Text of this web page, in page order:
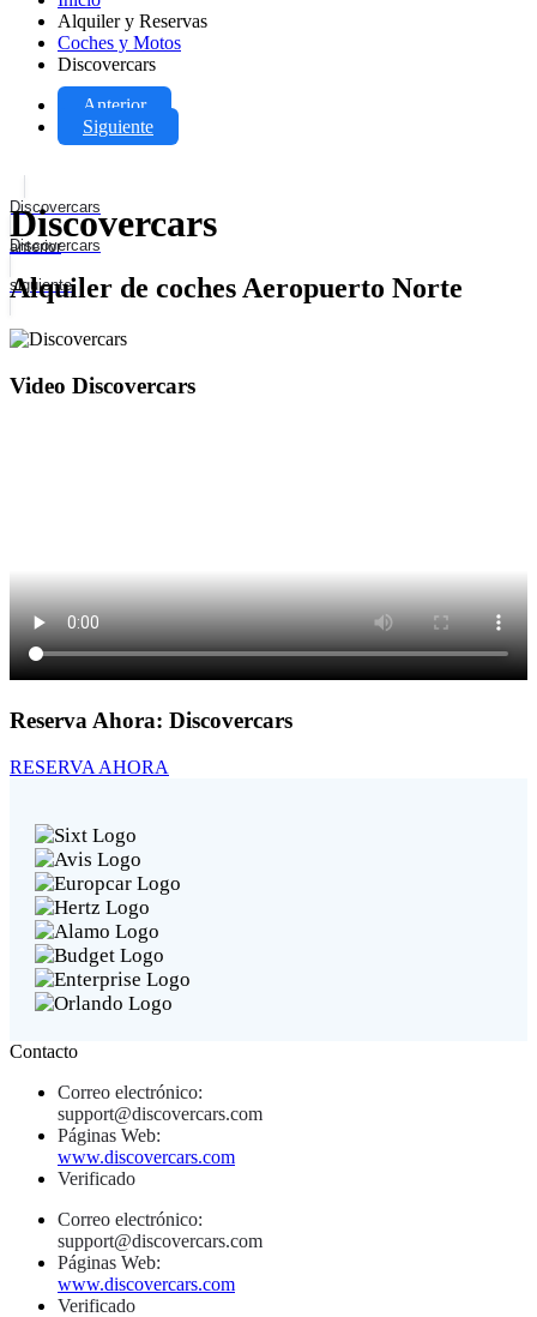
Alquiler y Reservas
Coches y Motos
Discovercars
Anterior
Siguiente
Discovercars
anterior
Discovercars
siguiente
Discovercars
Alquiler de coches Aeropuerto Norte
Video Discovercars
Reserva Ahora: Discovercars
RESERVA AHORA
Contacto
Correo electrónico:
support@discovercars.com
Páginas Web:
www.discovercars.com
Verificado
Correo electrónico:
support@discovercars.com
Páginas Web:
www.discovercars.com
Verificado